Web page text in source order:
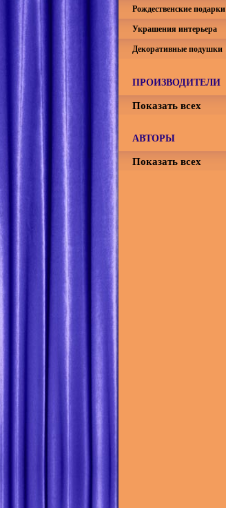
Рождественские подарки
Украшения интерьера
Декоративные подушки
ПРОИЗВОДИТЕЛИ
Показать всех
АВТОРЫ
Показать всех